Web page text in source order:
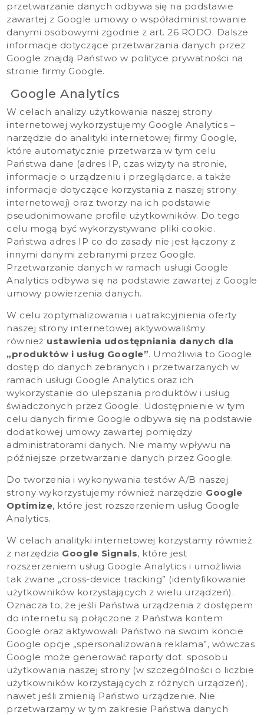
przetwarzanie danych odbywa się na podstawie
zawartej z Google umowy o współadministrowanie
danymi osobowymi zgodnie z art. 26 RODO. Dalsze
informacje dotyczące przetwarzania danych przez
Google znajdą Państwo w polityce prywatności na
stronie firmy Google.
Google Analytics
W celach analizy użytkowania naszej strony
internetowej wykorzystujemy Google Analytics –
narzędzie do analityki internetowej firmy Google,
które automatycznie przetwarza w tym celu
Państwa dane (adres IP, czas wizyty na stronie,
informacje o urządzeniu i przeglądarce, a także
informacje dotyczące korzystania z naszej strony
internetowej) oraz tworzy na ich podstawie
pseudonimowane profile użytkowników. Do tego
celu mogą być wykorzystywane pliki cookie.
Państwa adres IP co do zasady nie jest łączony z
innymi danymi zebranymi przez Google.
Przetwarzanie danych w ramach usługi Google
Analytics odbywa się na podstawie zawartej z Google
umowy powierzenia danych.
W celu zoptymalizowania i uatrakcyjnienia oferty
naszej strony internetowej aktywowaliśmy
również ustawienia udostępniania danych dla
„produktów i usług Google”. Umożliwia to Google
dostęp do danych zebranych i przetwarzanych w
ramach usługi Google Analytics oraz ich
wykorzystanie do ulepszania produktów i usług
świadczonych przez Google. Udostępnienie w tym
celu danych firmie Google odbywa się na podstawie
dodatkowej umowy zawartej pomiędzy
administratorami danych. Nie mamy wpływu na
późniejsze przetwarzanie danych przez Google.
Do tworzenia i wykonywania testów A/B naszej
strony wykorzystujemy również narzędzie Google
Optimize, które jest rozszerzeniem usług Google
Analytics.
W celach analityki internetowej korzystamy również
z narzędzia Google Signals, które jest
rozszerzeniem usług Google Analytics i umożliwia
tak zwane „cross-device tracking” (identyfikowanie
użytkowników korzystających z wielu urządzeń).
Oznacza to, że jeśli Państwa urządzenia z dostępem
do internetu są połączone z Państwa kontem
Google oraz aktywowali Państwo na swoim koncie
Google opcje „spersonalizowana reklama”, wówczas
Google może generować raporty dot. sposobu
użytkowania naszej strony (w szczególności o liczbie
użytkowników korzystających z różnych urządzeń),
nawet jeśli zmienią Państwo urządzenie. Nie
przetwarzamy w tym zakresie Państwa danych